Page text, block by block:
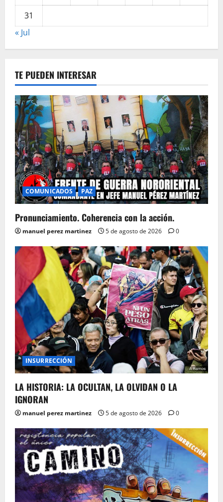
31
« Jul
TE PUEDEN INTERESAR
COMUNICADOS PAZ
Pronunciamiento. Coherencia con la acción.
manuel perez martinez 5 de agosto de 2026 0
INSURRECCIÓN
LA HISTORIA: LA OCULTAN, LA OLVIDAN O LA
IGNORAN
manuel perez martinez 5 de agosto de 2026 0